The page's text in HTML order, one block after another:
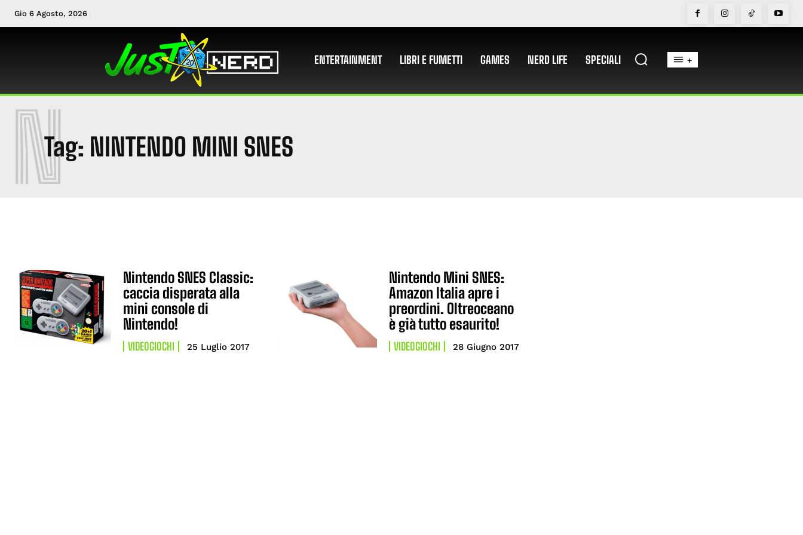
Gio 6 Agosto, 2026
ENTERTAINMENT LIBRI E FUMETTI GAMES NERD LIFE SPECIALI +
Tag: NINTENDO MINI SNES
N
Nintendo SNES Classic:
caccia disperata alla
mini console di
Nintendo!
VIDEOGIOCHI 25 Luglio 2017
Nintendo Mini SNES:
Amazon Italia apre i
preordini. Oltreoceano
è già tutto esaurito!
VIDEOGIOCHI 28 Giugno 2017